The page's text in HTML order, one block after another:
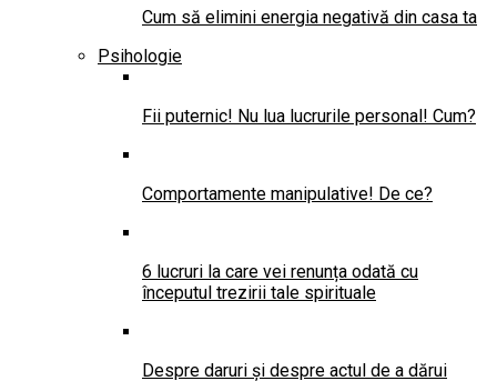
Cum să elimini energia negativă din casa ta
Psihologie
Fii puternic! Nu lua lucrurile personal! Cum?
Comportamente manipulative! De ce?
6 lucruri la care vei renunța odată cu
începutul trezirii tale spirituale
Despre daruri și despre actul de a dărui